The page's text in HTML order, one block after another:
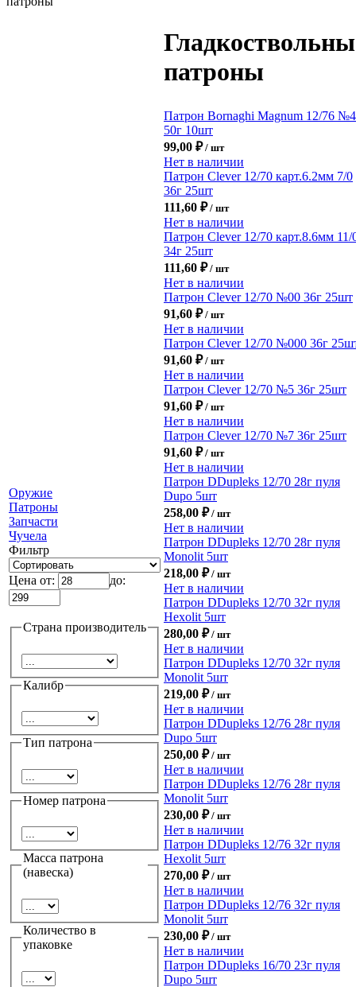
Оружие
Патроны
Запчасти
Чучела
Фильтр
Цена от: до:
Страна производитель
Калибр
Тип патрона
Номер патрона
Масса патрона
(навеска)
Количество в
упаковке
патроны
Патрон Bornaghi Magnum 12/76 №4
50г 10шт
99,00 ₽/ шт
Нет в наличии
Патрон Clever 12/70 карт.6.2мм 7/0
36г 25шт
111,60 ₽/ шт
Нет в наличии
Патрон Clever 12/70 карт.8.6мм 11/
34г 25шт
111,60 ₽/ шт
Нет в наличии
Патрон Clever 12/70 №00 36г 25шт
91,60 ₽/ шт
Нет в наличии
Патрон Clever 12/70 №000 36г
91,60 ₽/ шт
Нет в наличии
Патрон Clever 12/70 №5 36г 25шт
91,60 ₽/ шт
Нет в наличии
Патрон Clever 12/70 №7 36г 25шт
91,60 ₽/ шт
Нет в наличии
Патрон DDupleks 12/70 28г пуля
Dupo 5шт
258,00 ₽/ шт
Нет в наличии
Патрон DDupleks 12/70 28г пуля
Monolit 5шт
218,00 ₽/ шт
Нет в наличии
Патрон DDupleks 12/70 32г пуля
Hexolit 5шт
280,00 ₽/ шт
Нет в наличии
Патрон DDupleks 12/70 32г пуля
Monolit 5шт
219,00 ₽/ шт
Нет в наличии
Патрон DDupleks 12/76 28г пуля
Dupo 5шт
250,00 ₽/ шт
Нет в наличии
Патрон DDupleks 12/76 28г пуля
Monolit 5шт
230,00 ₽/ шт
Нет в наличии
Патрон DDupleks 12/76 32г пуля
Hexolit 5шт
270,00 ₽/ шт
Нет в наличии
Патрон DDupleks 12/76 32г пуля
Monolit 5шт
230,00 ₽/ шт
Нет в наличии
Патрон DDupleks 16/70 23г пуля
Dupo 5шт